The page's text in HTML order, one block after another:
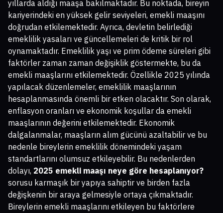
yıllarda aldığı maaşa bakılmaktadır. Bu noktada, bireyin
kariyerindeki en yüksek gelir seviyeleri, emekli maaşını
doğrudan etkilemektedir. Ayrıca, devletin belirlediği
emeklilik yasaları ve güncellemeleri de kritik bir rol
oynamaktadır. Emeklilik yaşı ve prim ödeme süreleri gibi
faktörler zaman zaman değişiklik göstermekte, bu da
emekli maaşlarını etkilemektedir. Özellikle 2025 yılında
yapılacak düzenlemeler, emeklilik maaşlarının
hesaplanmasında önemli bir etken olacaktır. Son olarak,
enflasyon oranları ve ekonomik koşullar da emekli
maaşlarının değerini etkilemektedir. Ekonomik
dalgalanmalar, maaşların alım gücünü azaltabilir ve bu
nedenle bireylerin emeklilik dönemindeki yaşam
standartlarını olumsuz etkileyebilir. Bu nedenlerden
dolayı, 2025 emekli maaşı neye göre hesaplanıyor?
sorusu karmaşık bir yapıya sahiptir ve birden fazla
değişkenin bir araya gelmesiyle ortaya çıkmaktadır.
Bireylerin emekli maaşlarını etkileyen bu faktörlere